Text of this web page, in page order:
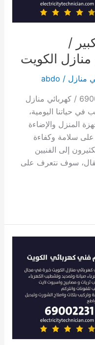
/
منازل /
abdo
فني كهربائي مبارك الكبير / 69002231 / كهربائي منازل
في حياتنا اليومية،
المنزل والإضاءة
على سلامة وكفاءة
إلى الفنيين
سوف نتعرف على